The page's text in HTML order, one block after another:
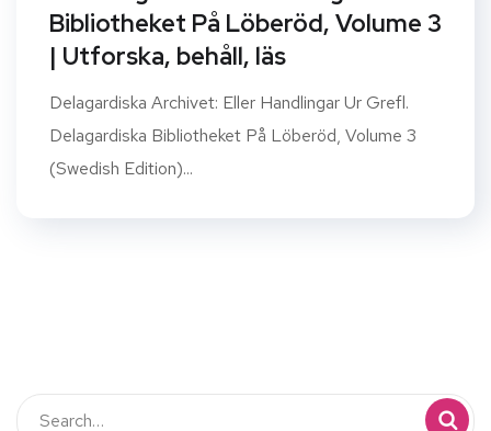
Bibliotheket På Löberöd, Volume 3
| Utforska, behåll, läs
Delagardiska Archivet: Eller Handlingar Ur Grefl.
Delagardiska Bibliotheket På Löberöd, Volume 3
(Swedish Edition)...